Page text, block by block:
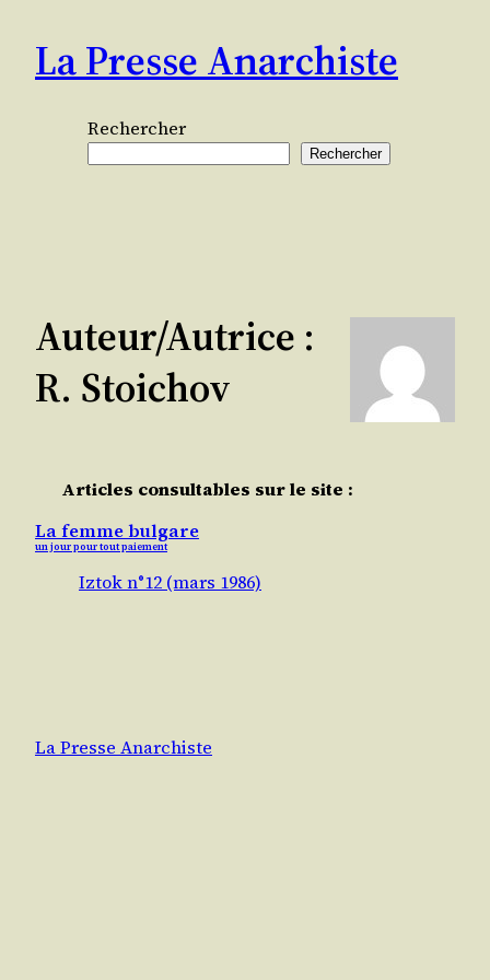
contenu
La Presse Anarchiste
Rechercher
Rechercher
Auteur/autrice :
R. Stoichov
Articles consultables sur le site :
La femme bulgare
un jour pour tout paiement
Iztok n°12 (mars 1986)
La Presse Anarchiste